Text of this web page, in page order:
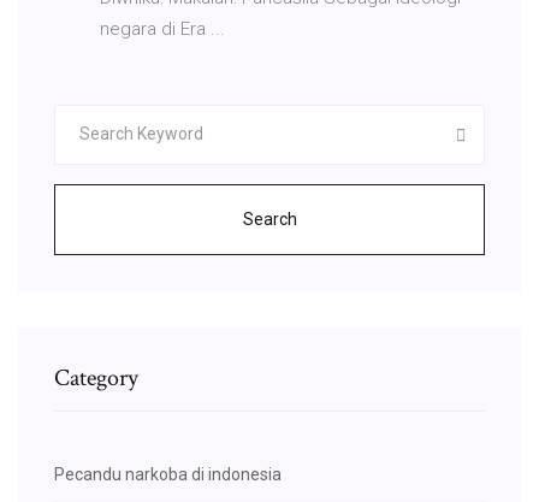
negara di Era ...
Search
Category
Pecandu narkoba di indonesia